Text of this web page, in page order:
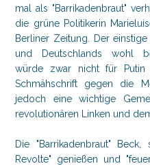
mal als "Barrikadenbraut"
die grüne Politikerin
Berliner Zeitung. Der
und Deutschlands wohl
würde zwar nicht für Putin
Schmähschrift gegen die
jedoch eine wichtige
revolutionären Linken und
Die "Barrikadenbraut"
Revolte" genießen und